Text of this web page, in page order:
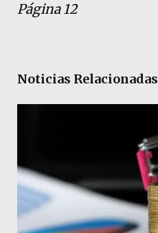
Página 12
Noticias Relacionadas